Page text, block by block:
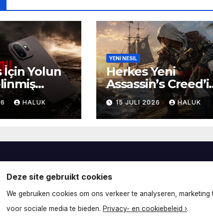
İçin Yolun
HALUK
YENI NESIL
Herkes Yeni
Assassin’s Creed’i
Konuşuyor! En
Satan PC Oyunları
Açıklandı
15 JULI 2026 HALUK
door WordPress
Deze site gebruikt cookies
We gebruiken cookies om ons verkeer te analyseren,
voor sociale media te bieden. Privacy- en cookiebeleid ›.